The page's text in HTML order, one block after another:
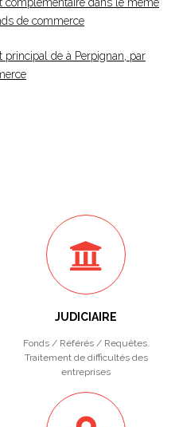
de commerce
de à Perpignan, par
JUDICIAIRE
Fonds / Référés / Requêtes.
Traitement de difficultés des
entreprises